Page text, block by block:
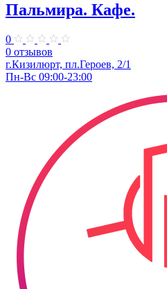
Пальмира. Кафе.
0
0 отзывов
г.Кизилюрт, пл.Героев, 2/1
Пн-Вс 09:00-23:00